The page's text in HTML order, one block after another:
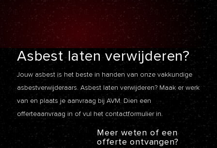
Asbest latenverwijderen?
Jouw asbest is het beste in handen van onze vakkundige
asbestverwijderaars. Asbest laten verwijderen? Maak er werk
van en plaats je aanvraag bij AVM. Dien een
offerteaanvraag in of vul het contactformulier in.
Meer weten of een
offerte ontvangen?